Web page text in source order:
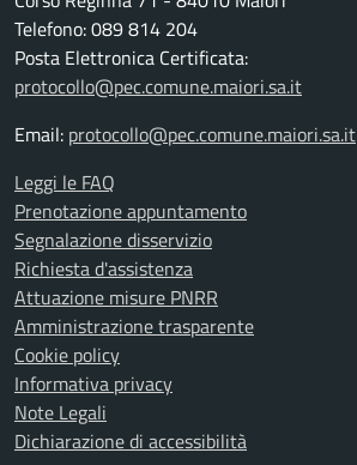
Telefono: 089 814 204
Posta Elettronica Certificata:
protocollo@pec.comune.maiori.sa.it
Email: protocollo@pec.comune.maiori.sa.it
Leggi le FAQ
Prenotazione appuntamento
Segnalazione disservizio
Richiesta d'assistenza
Attuazione misure PNRR
Amministrazione trasparente
Cookie policy
Informativa privacy
Note Legali
Dichiarazione di accessibilità